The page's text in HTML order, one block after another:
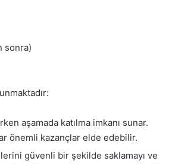
sonra)
aşamada katılma imkanı sunar.
önemli kazançlar elde edebilir.
güvenli bir şekilde saklamayı ve